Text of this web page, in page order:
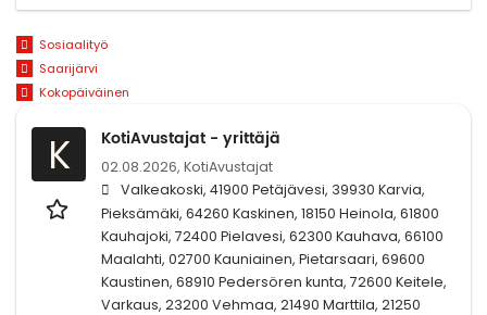
Sosiaalityö
Saarijärvi
Kokopäiväinen
K KotiAvustajat - yrittäjä
02.08.2026, KotiAvustajat
Valkeakoski, 41900 Petäjävesi, 39930 Karvia,
Pieksämäki, 64260 Kaskinen, 18150 Heinola, 61800
Kauhajoki, 72400 Pielavesi, 62300 Kauhava, 66100
Maalahti, 02700 Kauniainen, Pietarsaari, 69600
Kaustinen, 68910 Pedersören kunta, 72600 Keitele,
Varkaus, 23200 Vehmaa, 21490 Marttila, 21250